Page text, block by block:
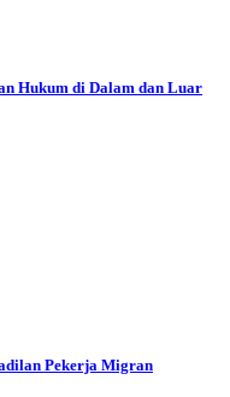
Hukum di Dalam dan Luar
Pekerja Migran